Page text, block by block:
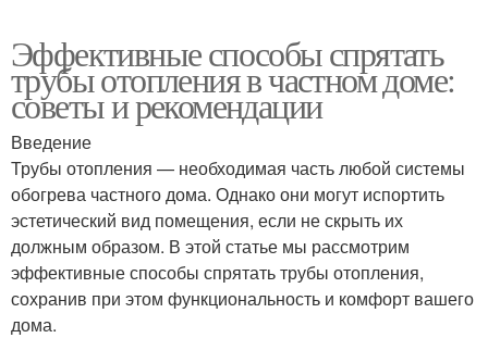
Эффективные способы спрятать
трубы отопления в частном доме:
советы и рекомендации
Введение
Трубы отопления — необходимая часть любой системы
обогрева частного дома. Однако они могут испортить
эстетический вид помещения, если не скрыть их
должным образом. В этой статье мы рассмотрим
эффективные способы спрятать трубы отопления,
сохранив при этом функциональность и комфорт вашего
дома.